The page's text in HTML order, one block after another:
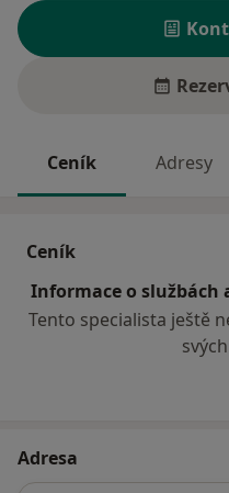
Ceník Adresy
Ceník
Informace o službách
Tento specialista ještě
Adresa